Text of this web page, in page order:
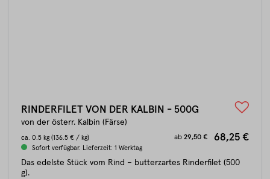
RINDERFILET VON DER KALBIN - 500G
von der österr. Kalbin (Färse)
ca. 0.5 kg (136.5 € / kg) ab 29,50 € 68,25 €
Sofort verfügbar. Lieferzeit: 1 Werktag
Das edelste Stück vom Rind – butterzartes Rinderfilet (500
g).